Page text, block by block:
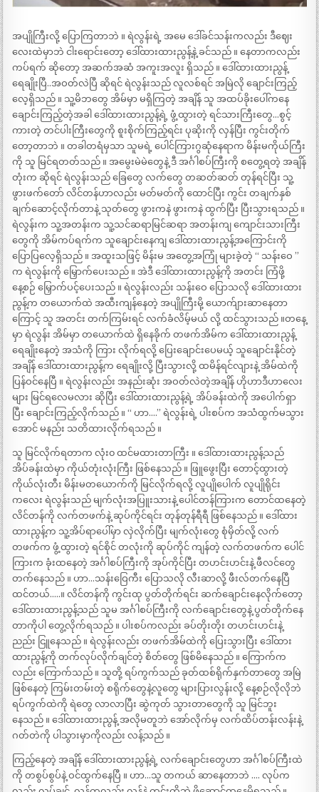
အပျိုကြီးလို့ ပြောကြတာဘဲ ။ ရဲလွန်းရဲ့ အမေ ဒေါ်ခင်သန်းကလည်း ဒီဈေး
လေးထဲမှာဘဲ ငါးရောင်းတော့ ဒေါ်ထားထားညွန့်နဲ့ ခင်သည် ။ နေတာကလည်း
ကပ်ရက် ဆိုတော့ အဆက်အဆံ အကူးအလူး ရှိသည် ။ ဒေါ်ထားထားညွန့်
ရေချိုးပြီ..အဝတ်လဲပြီ ဆိုရင် ရဲလွန်းသည် လူလစ်ရင် အမြဲလို ချောင်းကြည့်
လေ့ရှိသည် ။ သူ့မိဘတွေ အိမ်မှာ မရှိကြတဲ့ အချိန် သူ အထပ်ခိုးပေါ်ကနေ
ချောင်းကြည့်တဲ့အခါ ဒေါ်ထားထားညွန့်ရဲ့ ဖွံ့ထွားတဲ့ ရင်သားကြီးတွေ…စွင့်
ကားတဲ့ တင်ပါးကြီးတွေကို စူးစိုက်ကြည့်ရင်း ပုဆိုးကို လှန်ပြီး ကွင်းတိုက်
တော့တာဘဲ ။ တခါတရံမှသာ သူမရဲ့ ပေါင်ကြားဂွဆုံနေရာက မိန်းမကိုယ်ကြီး
ကို သူ မြင်ရတတ်သည် ။ အမွေးမဲမဲတွေနဲ့ ဒီ အင်္ဂါစပ်ကြီးကို စတွေ့ရတဲ့ အချိန်
တုံးက ဆိုရင် ရဲလွန်းသည် ခြေတွေ လက်တွေ တဆတ်ဆတ် တုန်ရင်ပြီး သူ့
ဖွားဖက်တော် လိင်တန်ဟာလည်း မတ်မတ်ကို ထောင်ပြီး ကွင်း တချက်နှစ်
ချက်ဆောင့်လိုက်တာနဲ့ သုတ်တွေ ဖွားကနဲ ဖွားကနဲ ထွက်ပြီး ပြီးသွားရသည် ။
ရဲလွန်းက သူ့အတန်းက သူ့သင်ဆရာမြင်ဆရာ အတန်းကျ ကျောင်းသားကြီး
တွေကို အိမ်ကပ်ရက်က သူချောင်းနေကျ ဒေါ်ထားထားညွန့်အကြောင်းကို
ပြောပြလေ့ရှိသည် ။ အထူးသဖြင့် မိန်းမ အတွေ့အကြုံ များခဲ့တဲ့ “ သန်းဝေ ”
က ရဲလွန်းကို မြှောက်ပေးသည် ။ အဲဒီ ဒေါ်ထားထားညွန့်ကို အတင်း ကြံဖို့
နေ့စဉ် မြှောက်ပင့်ပေးသည် ။ ရဲလွန်းလည်း သန်းဝေ ပြောသလို ဒေါ်ထားထား
ညွန့်က တယောက်ထဲ အထီးကျန်နေတဲ့ အပျိုကြီးမို့ ယောက်ျားဆာနေတာ
ကြောင့် သူ အတင်း တက်ကြမ်းရင် လက်ခံလိမ့်မယ် လို့ ထင်သွားသည် ။တနေ့
မှာ ရဲလွန်း အိမ်မှာ တယောက်ထဲ ရှိနေခိုက် တဖက်အိမ်က ဒေါ်ထားထားညွန့်
ရေချိုးနေတဲ့ အသံကို ကြား လိုက်ရလို့ ပြေးချောင်းပေမယ့် သူချောင်းနိုင်တဲ့
အချိန် ဒေါ်ထားထားညွန့်က ရေချိုးလို့ ပြီးသွားလို့ ထမိန်ရင်လျားနဲ့ အိမ်ထဲကို
ပြန်ဝင်နေပြီ ။ ရဲလွန်းလည်း အနည်းဆုံး အဝတ်လဲတဲ့အချိန် ဟိုဟာဒီဟာလေး
များ မြင်ရလေမလား ဆိုပြီး ဒေါ်ထားထားညွန့်ရဲ့ အိပ်ခန်းထဲကို အပေါက်ရှာ
ပြီး ချောင်းကြည့်လိုက်သည် ။ “ ဟာ….” ရဲလွန်းရဲ့ ပါးစပ်က အသံထွက်မသွား
အောင် မနည်း သတိထားလိုက်ရသည် ။
သူ မြင်လိုက်ရတာက လုံး၀ ထင်မထားတာကြီး ။ ဒေါ်ထားထားညွန့်သည်
အိပ်ခန်းထဲမှာ ကိုယ်တုံးလုံးကြီး ဖြစ်နေသည် ။ ဖြူဖွေးပြီး တောင့်ထွားတဲ့
ကိုယ်လုံးတီး မိန်းမတယောက်ကို မြင်လိုက်ရလို့ လူပျိုပေါက် လူပျိုရိုင်း
ကလေး ရဲလွန်းသည် မျက်လုံးအပြူးသားနဲ့ ပေါင်တန်ကြားက တောင်ထနေတဲ့
လိင်တန်ကို လက်တဖက်နဲ့ ဆုပ်ကိုင်ရင်း တုန်တုန်ရီရီ ဖြစ်နေသည် ။ ဒေါ်ထား
ထားညွန့်က သူ့အိပ်ရာပေါ်မှာ လှဲလိုက်ပြီး မျက်လုံးတွေ စုံမှိတ်လို့ လက်
တဖက်က ဖွံ့ထွားတဲ့ ရင်စိုင် တလုံးကို ဆုပ်ကိုင် ကျန်တဲ့ လက်တဖက်က ပေါင်
ကြားက ခုံးထနေတဲ့ အင်္ဂါစပ်ကြီးကို အုပ်ကိုင်ပြီး တဟင်းဟင်းနဲ့ ဖီလင်တွေ
တက်နေသည် ။ ဟာ…သန်းဝြေကီး ပြောသလို လီးဆာလို့ ဖီးလ်တက်နေပြီ
ထင်တယ်…..။ လိင်တန်ကို ကွင်းထု ပွတ်တိုက်ရင်း ဆက်ချောင်းနေလိုက်တော့
ဒေါ်ထားထားညွန့်သည် သူမ အင်္ဂါစပ်ကြီးကို လက်ချောင်းတွေနဲ့ ပွတ်တိုက်နေ
တာကိုပါ တွေ့လိုက်ရသည် ။ ပါးစပ်ကလည်း ခပ်တိုးတိုး တဟင်းဟင်းနဲ့
ညည်း ငြူနေသည် ။ ရဲလွန်းလည်း တဖက်အိမ်ထဲကို ပြေးသွားပြီး ဒေါ်ထား
ထားညွန့်ကို တက်လုပ်လိုက်ချင်တဲ့ စိတ်တွေ ဖြစ်မိနေသည် ။ ကြောက်က
လည်း ကြောက်သည် ။ သူတို့ ရပ်ကွက်သည် ခုတ်ထစ်ရိုက်နှက်တာတွေ အမြဲ
ဖြစ်နေတဲ့ ကြမ်းတမ်းတဲ့ စရိုက်တွေနဲ့လူတွေ များပြားလွန်းလို့ နေ့စဉ်လိုလိုဘဲ
ရပ်ကွက်ထဲကို ရဲတွေ လာလာပြီး ဆွဲကုတ် သွားတာတွေကို သူ မြင်ဘူး
နေသည် ။ ဒေါ်ထားထားညွန့် အလိုမတူဘဲ အော်လိုက်မှ လက်ထိပ်တန်းလန်းနဲ့
ဂတ်တဲကို ပါသွားမှာကိုလည်း လန့်သည် ။
ကြည့်နေတဲ့ အချိန် ဒေါ်ထားထားညွန့်ရဲ့ လက်ချောင်းတွေဟာ အင်္ဂါစပ်ကြီးထဲ
ကို တစွပ်စွပ်နဲ့ ဝင်ထွက်နေပြီ ။ ဟာ…သူ တကယ် ဆာနေတာဘဲ …. လုပ်က